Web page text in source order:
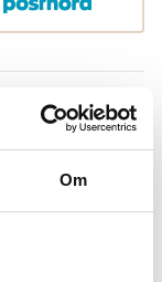
Om